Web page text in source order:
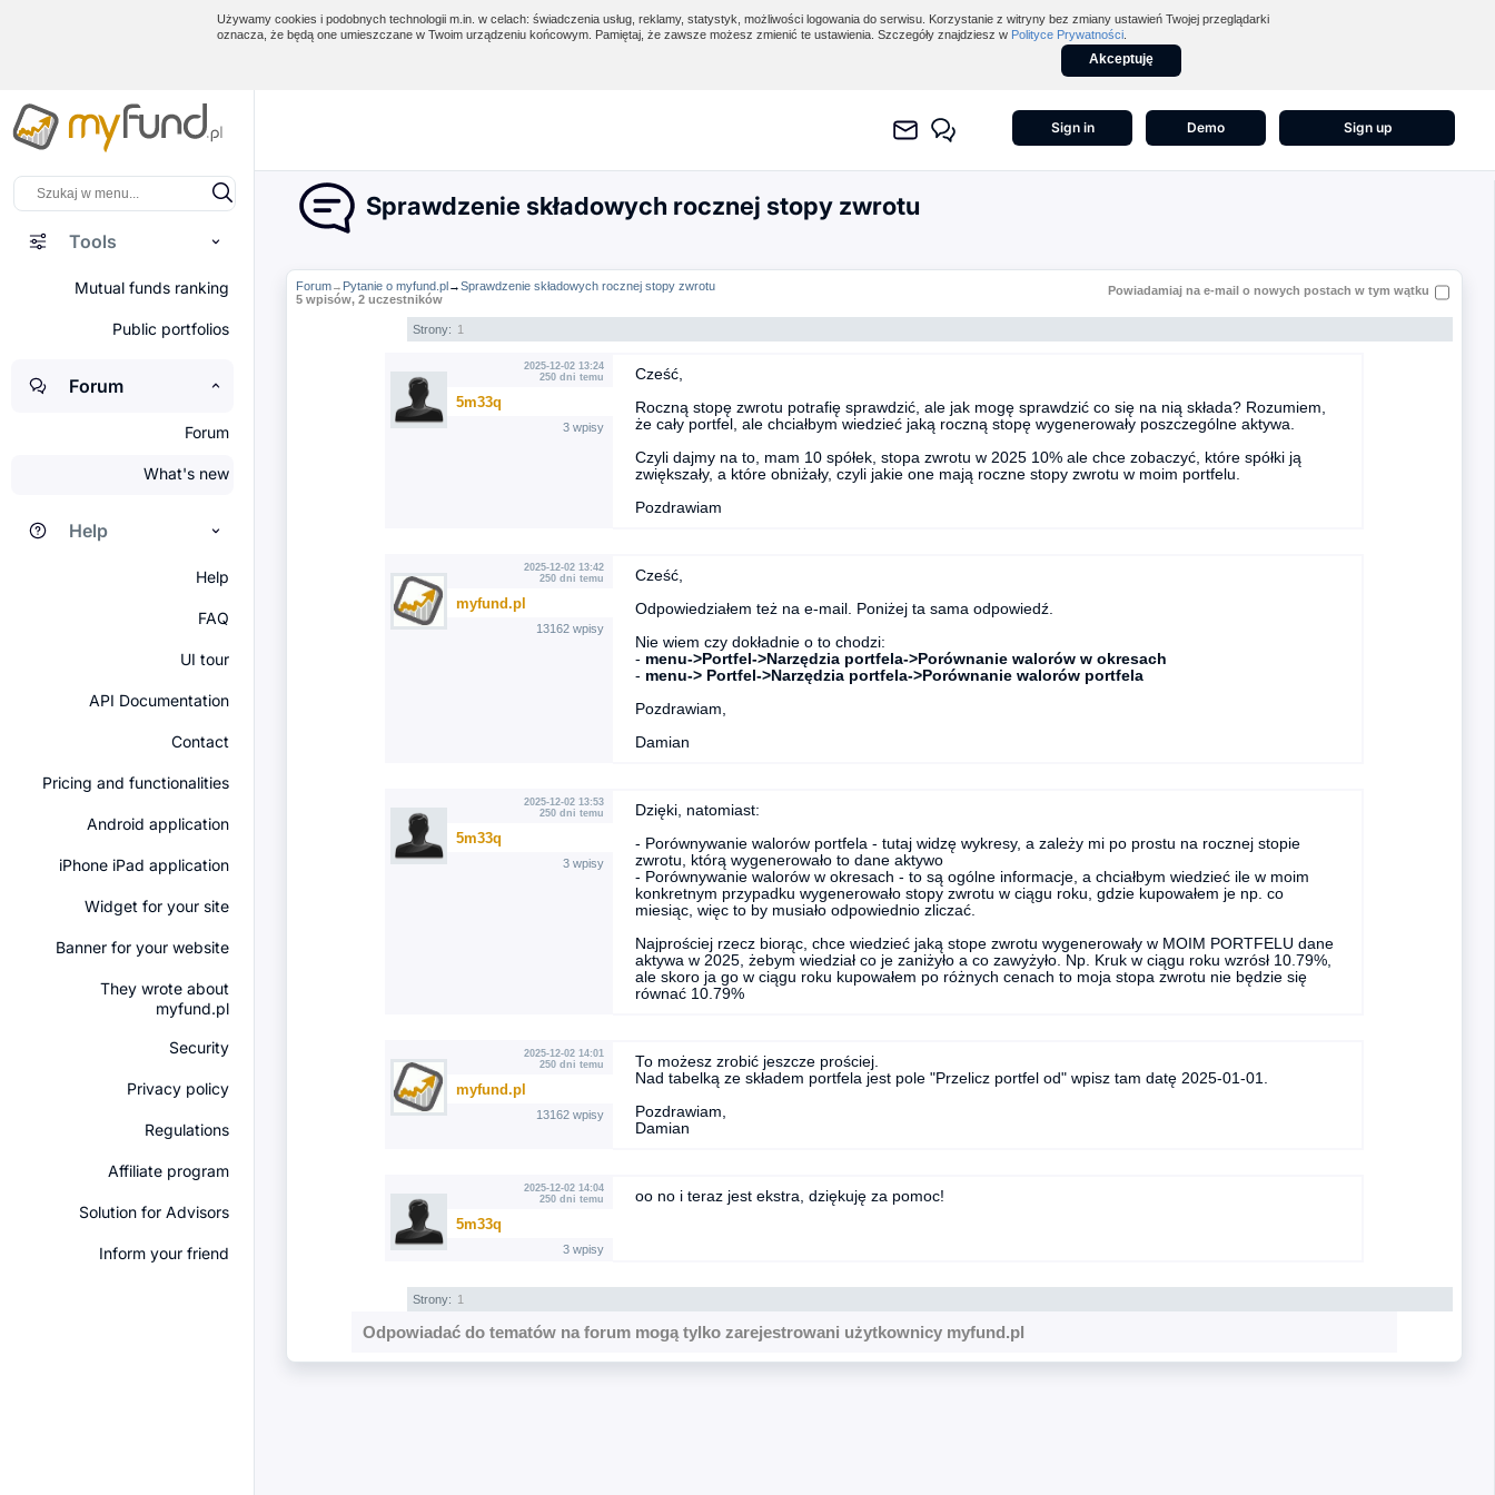
Używamy cookies i podobnych technologii m.in. w celach: świadczenia usług, reklamy, statystyk, możliwości logowania do serwisu. Korzystanie z witryny bez zmiany ustawień Twojej przeglądarki
oznacza, że będą one umieszczane w Twoim urządzeniu końcowym. Pamiętaj, że zawsze możesz zmienić te ustawienia. Szczegóły znajdziesz w Polityce Prywatności
Akceptuję
Tools
Mutual funds ranking
Public portfolios
Forum
Forum
What's new
Help
Help
FAQ
UI tour
API Documentation
Contact
Pricing and functionalities
Android application
iPhone iPad application
Widget for your site
Banner for your website
They wrote about
myfund.pl
Security
Privacy policy
Regulations
Affiliate program
Solution for Advisors
Inform your friend
Sign in Demo Sign up
Sprawdzenie składowych rocznej stopy zwrotu
Forum→ Pytanie o myfund.pl→Sprawdzenie składowych rocznej stopy zwrotu
5 wpisów, 2 uczestników
Powiadamiaj na e-mail o nowych postach w tym wątku
Strony: 1
2025-12-02 13:24
250 dni temu
5m33q
3 wpisy
Cześć,
Roczną stopę zwrotu potrafię sprawdzić, ale jak mogę sprawdzić co się na nią składa? Rozumiem,
że cały portfel, ale chciałbym wiedzieć jaką roczną stopę wygenerowały poszczególne aktywa.
Czyli dajmy na to, mam 10 spółek, stopa zwrotu w 2025 10% ale chce zobaczyć, które spółki ją
zwiększały, a które obniżały, czyli jakie one mają roczne stopy zwrotu w moim portfelu.
Pozdrawiam
2025-12-02 13:42
250 dni temu
myfund.pl
13162 wpisy
Cześć,
Odpowiedziałem też na e-mail. Poniżej ta sama odpowiedź.
Nie wiem czy dokładnie o to chodzi:
- menu->Portfel->Narzędzia portfela->Porównanie walorów w okresach
- menu-> Portfel->Narzędzia portfela->Porównanie walorów portfela
Pozdrawiam,
Damian
2025-12-02 13:53
250 dni temu
5m33q
3 wpisy
Dzięki, natomiast:
- Porównywanie walorów portfela - tutaj widzę wykresy, a zależy mi po prostu na rocznej stopie
zwrotu, którą wygenerowało to dane aktywo
- Porównywanie walorów w okresach - to są ogólne informacje, a chciałbym wiedzieć ile w moim
konkretnym przypadku wygenerowało stopy zwrotu w ciągu roku, gdzie kupowałem je np. co
miesiąc, więc to by musiało odpowiednio zliczać.
Najprościej rzecz biorąc, chce wiedzieć jaką stope zwrotu wygenerowały w MOIM PORTFELU dane
aktywa w 2025, żebym wiedział co je zaniżyło a co zawyżyło. Np. Kruk w ciągu roku wzrósł 10.79%,
ale skoro ja go w ciągu roku kupowałem po różnych cenach to moja stopa zwrotu nie będzie się
równać 10.79%
2025-12-02 14:01
250 dni temu
myfund.pl
13162 wpisy
To możesz zrobić jeszcze prościej.
Nad tabelką ze składem portfela jest pole "Przelicz portfel od" wpisz tam datę 2025-01-01.
Pozdrawiam,
Damian
2025-12-02 14:04
250 dni temu
5m33q
3 wpisy
oo no i teraz jest ekstra, dziękuję za pomoc!
Strony: 1
Odpowiadać do tematów na forum mogą tylko zarejestrowani użytkownicy myfund.pl